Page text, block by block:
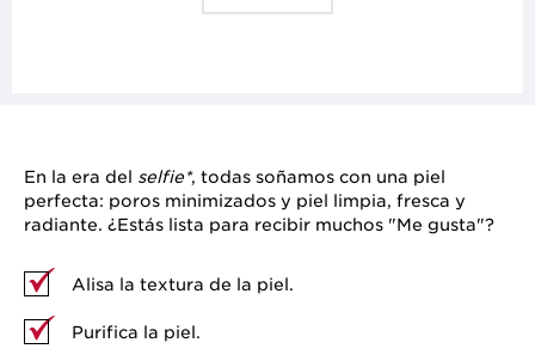
En la era del selfie*, todas soñamos con una piel
perfecta: poros minimizados y piel limpia, fresca y
radiante. ¿Estás lista para recibir muchos "Me gusta"?
Alisa la textura de la piel.
Purifica la piel.